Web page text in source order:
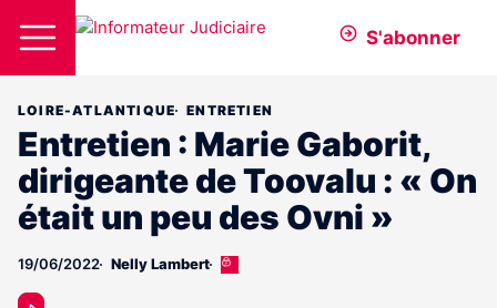
S'abonner
LOIRE-ATLANTIQUE ENTRETIEN
Entretien : Marie Gaborit,
dirigeante de Toovalu : « On
était un peu des Ovni »
19/06/2022 Nelly Lambert
Cet